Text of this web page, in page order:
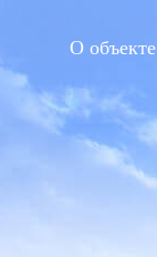
О объекте